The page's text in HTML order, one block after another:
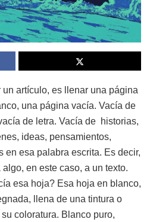
un artículo, es llenar una página
una página vacía. Vacía de
de letra. Vacía de historias,
ideas, pensamientos,
en esa palabra escrita. Es decir,
en este caso, a un texto.
esa hoja? Esa hoja en blanco,
llena de una tintura o
coloratura. Blanco puro,